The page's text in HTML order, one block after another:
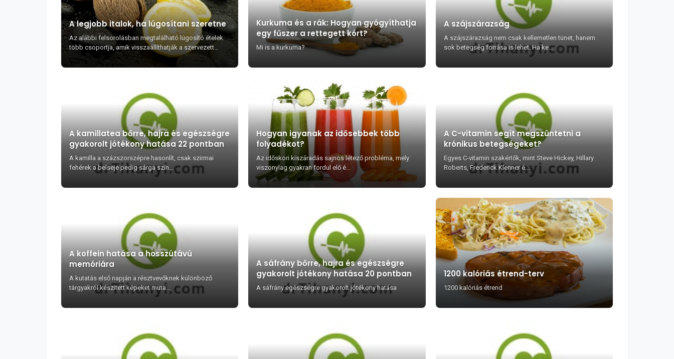
A legjobb italok, ha lúgosítani szeretne
Az alábbi felsorolásban megtalálható lúgosító ételek
több csoportja, amik visszaállíthatják a szervezett
természetes, egészséges pH értékét.
Kurkuma és a rák: Hogyan gyógyíthatja
egy fűszer a rettegett kórt?
Mi is a kurkuma?
A szájszárazság
A szájszárazság nem csak kellemetlen tünet, hanem
sok betegség forrása is lehet. Ha ke...
A kamillatea bőrre, hajra és egészségre
gyakorolt jótékony hatása 22 pontban
A kamilla a százszorszépre hasonlít, csak szirmai
fehérek a belseje pedig sárga szín...
Hogyan igyanak az idősebbek több
folyadékot?
Az időskori kiszáradás sajnos létező probléma, mely
viszonylag gyakran fordul elő é...
A C-vitamin segít megszüntetni a
krónikus betegségeket?
Egyes C-vitamin szakértők, mint Steve Hickey, Hillary
Roberts, Frederick Klenner é...
A koffein hatása a hosszútávú
memóriára
A kutatás első napján a résztvevőknek különböző
tárgyakról készített képeket muta...
A sáfrány bőrre, hajra és egészségre
gyakorolt jótékony hatása 20 pontban
A sáfrány egészségre gyakorolt jótékony hatása
1200 kalóriás étrend-terv
1200 kalóriás étrend